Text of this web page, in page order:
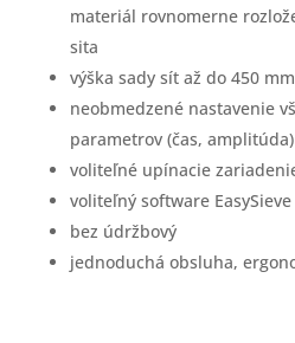
materiál rovnomerne
sita
výška sady sít až do 450 mm
neobmedzené nastavenie
parametrov (čas, amplitúda)
voliteľné upínacie
voliteľný software EasySieve
bez údržbový
jednoduchá obsluha,